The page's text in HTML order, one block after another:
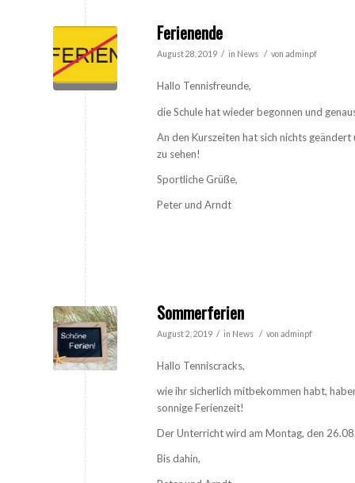
Ferienende
August 28, 2019 / in News / von adminpf
Hallo Tennisfreunde,
die Schule hat wieder begonnen und
An den Kurszeiten hat sich nichts
zu sehen!
Sportliche Grüße,
Peter und Arndt
Sommerferien
August 2, 2019 / in News / von adminpf
Hallo Tenniscracks,
wie ihr sicherlich mitbekommen habt,
sonnige Ferienzeit!
Der Unterricht wird am Montag, den
Bis dahin,